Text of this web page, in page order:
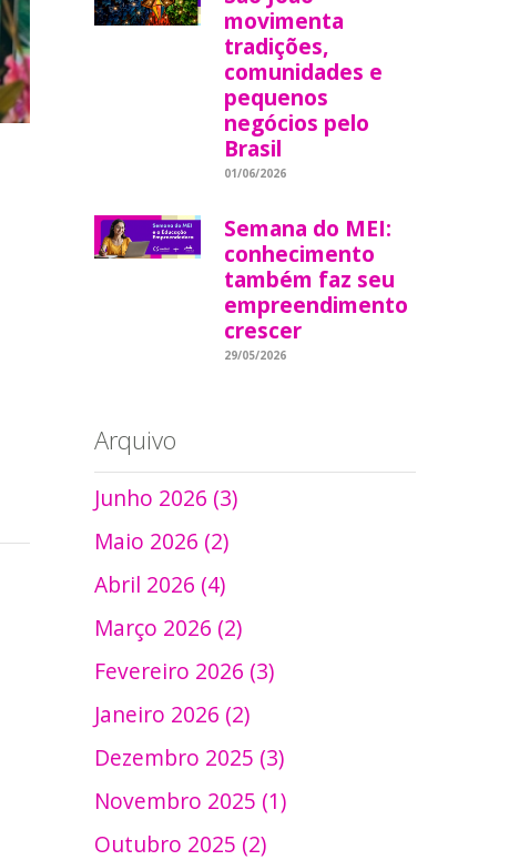
movimenta
tradições,
comunidades e
pequenos
negócios pelo
Brasil
01/06/2026
Semana do MEI:
conhecimento
também faz seu
empreendimento
crescer
29/05/2026
Arquivo
Junho 2026 (3)
Maio 2026 (2)
Abril 2026 (4)
Março 2026 (2)
Fevereiro 2026 (3)
Janeiro 2026 (2)
Dezembro 2025 (3)
Novembro 2025 (1)
Outubro 2025 (2)